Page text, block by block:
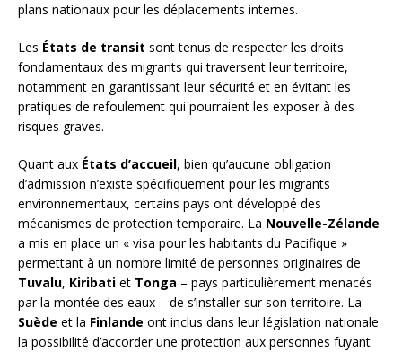
plans nationaux pour les déplacements internes.
Les États de transit sont tenus de respecter les droits
fondamentaux des migrants qui traversent leur territoire,
notamment en garantissant leur sécurité et en évitant les
pratiques de refoulement qui pourraient les exposer à des
risques graves.
Quant aux États d’accueil, bien qu’aucune obligation
d’admission n’existe spécifiquement pour les migrants
environnementaux, certains pays ont développé des
mécanismes de protection temporaire. La Nouvelle-Zélande
a mis en place un « visa pour les habitants du Pacifique »
permettant à un nombre limité de personnes originaires de
Tuvalu, Kiribati et Tonga – pays particulièrement menacés
par la montée des eaux – de s’installer sur son territoire. La
Suède et la Finlande ont inclus dans leur législation nationale
la possibilité d’accorder une protection aux personnes fuyant